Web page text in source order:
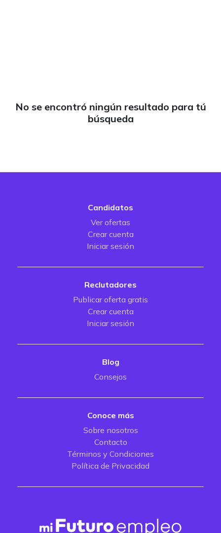
No se encontró ningún resultado para tú
búsqueda
Candidatos
Ver ofertas
Crear cuenta
Iniciar sesión
Reclutadores
Publicar oferta gratis
Crear cuenta
Iniciar sesión
Blog
Consejos
Conoce más
Sobre nosotros
Contacto
Términos y Condiciones
Política de Privacidad